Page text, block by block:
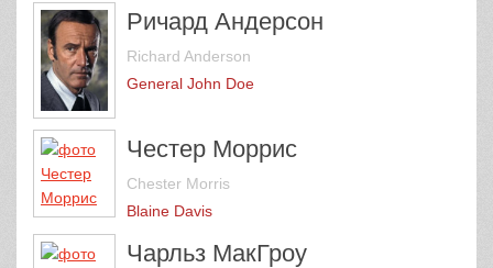
Ричард Андерсон
Richard Anderson
General John Doe
Честер Моррис
Chester Morris
Blaine Davis
Чарльз МакГроу